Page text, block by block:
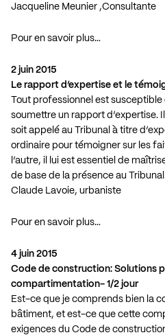
Jacqueline Meunier ,Consultante
Pour en savoir plus…
2 juin 2015
Le rapport d’expertise et le
Tout professionnel est
soumettre un rapport d’expertise.
soit appelé au Tribunal à titre
ordinaire pour témoigner sur les
l’autre, il lui est essentiel de
de base de la présence au
Claude Lavoie, urbaniste
Pour en savoir plus…
4 juin 2015
Code de construction: Solutions
compartimentation- 1/2 jour
Est-ce que je comprends bien la
bâtiment, et est-ce que cette
exigences du Code de